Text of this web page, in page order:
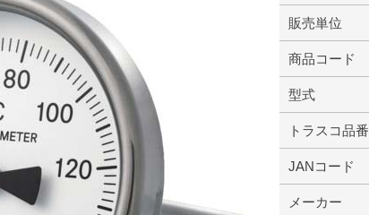
販売単位
商品コード
型式
トラスコ品番
JANコード
メーカー